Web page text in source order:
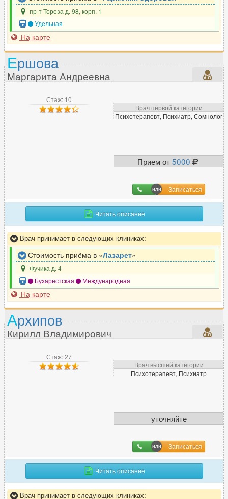
пр-т Тореза д. 98, корп. 1
Удельная
На карте
Стаж: 10
Врач первой категории
Психотерапевт, Психиатр, Сомнолог
Прием от5000
Записаться
Ершова
Маргарита Андреевна
Читать описание
Врач принимает в следующих клиниках:
Стоимость приёма в «Лазарет»
Фучика д. 4
Бухарестская
Международная
На карте
Стаж: 27
Врач высшей категории
Психотерапевт, Психиатр
уточняйте
Записаться
Архипов
Кирилл Владимирович
Читать описание
Врач принимает в следующих клиниках: